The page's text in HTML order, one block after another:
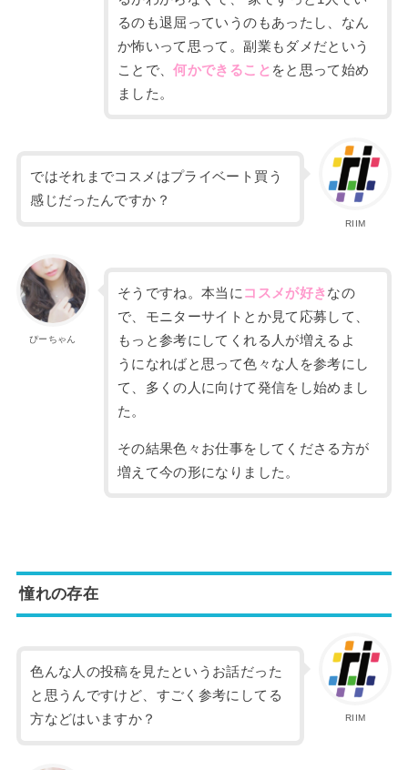
るのも退屈っていうのもあったし、なん
か怖いって思って。副業もダメだという
こと で、何かできること をと思って始め
ました。
RIIM
ではそれまでコスメはプライベート買う
感じだったんですか？
ぴーちゃん
そうですね。本当に コスメが好きなの
で、 モニターサイトとか見て応募して、
もっと参考にしてくれる人が増えるよ
う になればと思って色々な人を参考にし
て、多くの人に向けて発信をし始めまし
た。
その結果色々お仕事をしてくださる方が
増えて今の形になりました。
憧れの存在
RIIM
色んな人の投稿を見たというお話だった
と思うんですけど、 すごく参考にしてる
方などはいますか？